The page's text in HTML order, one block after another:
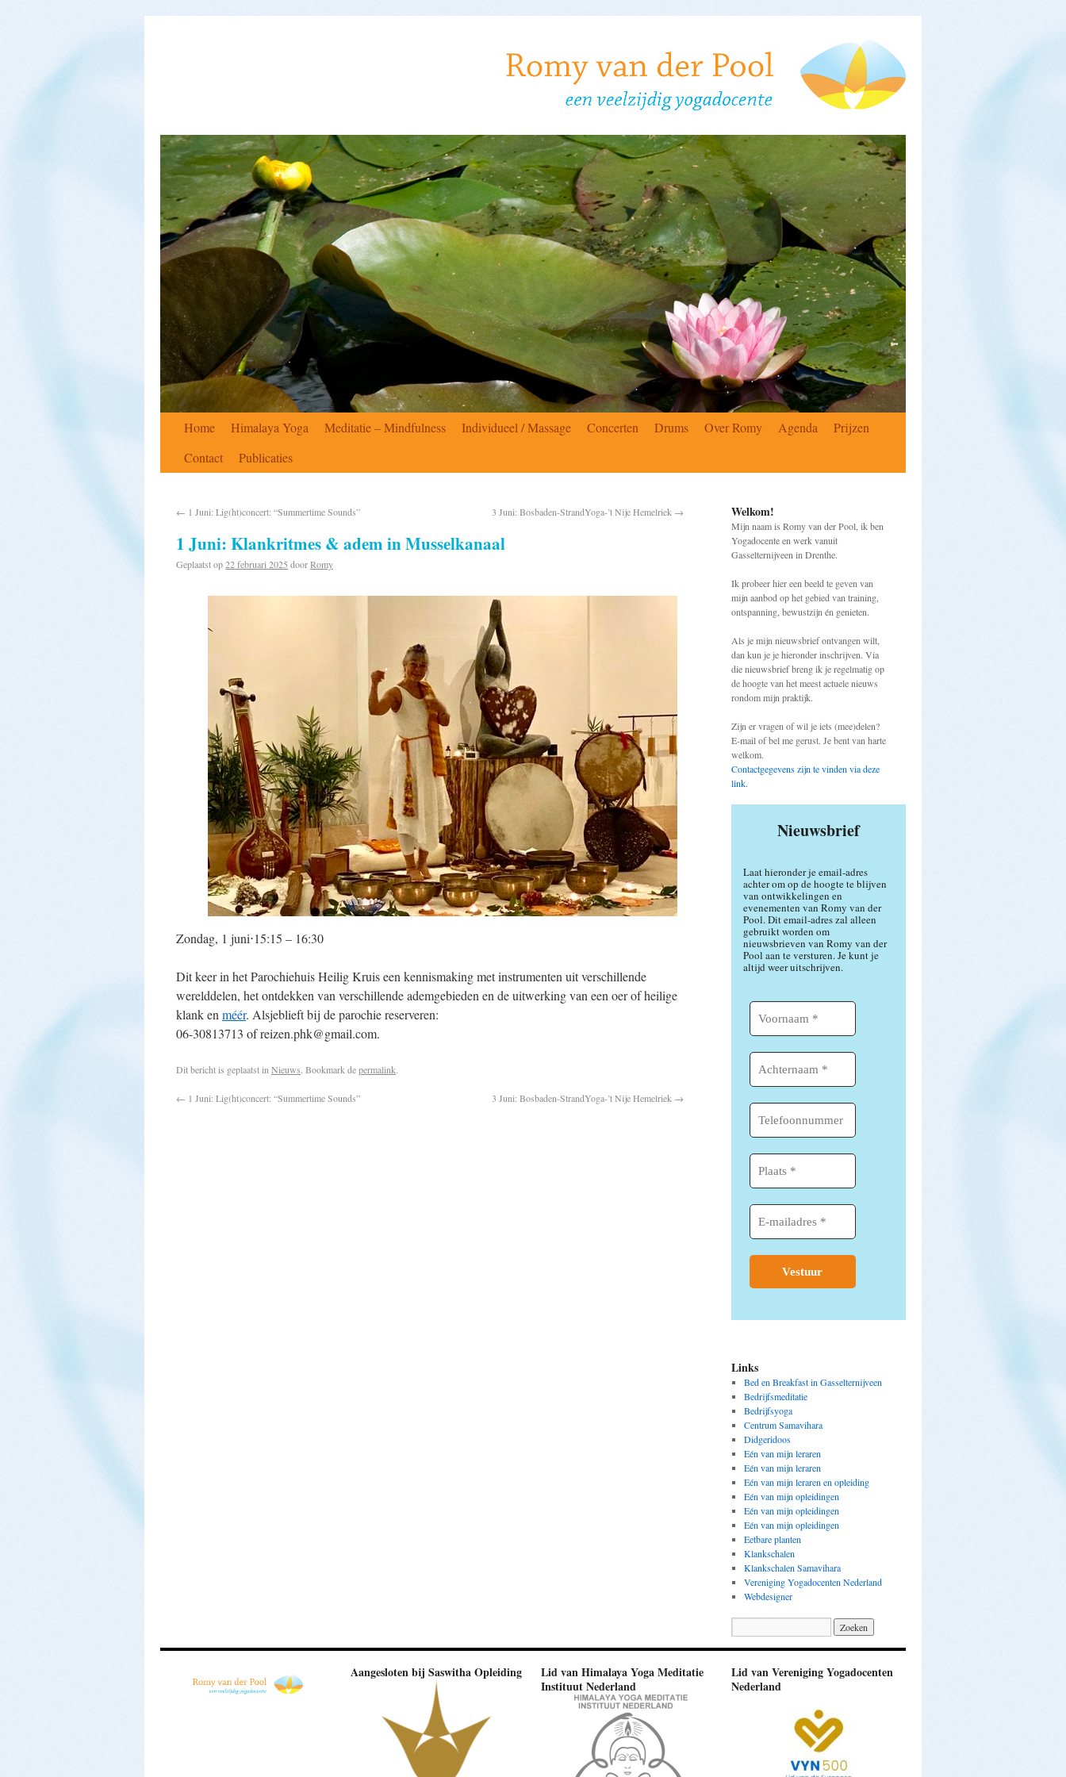
Home Himalaya Yoga Meditatie – Mindfulness Individueel / Massage Concerten Drums Over Romy Agenda
Prijzen
Contact
Publicaties
← 1 Juni: Lig(ht)concert: “Summertime Sounds” 3 Juni: Bosbaden-StrandYoga-’t Nije Hemelriek →
1 Juni: Klankritmes & adem in Musselkanaal
Geplaatst op22 februari 2025 doorRomy
Zondag, 1 juni⋅15:15 – 16:30
Dit keer in het Parochiehuis Heilig Kruis een kennismaking met instrumenten uit verschillende
werelddelen, het ontdekken van verschillende ademgebieden en de uitwerking van een oer of heilige
klank en méér. Alsjeblieft bij de parochie reserveren:
06-30813713 of reizen.phk@gmail.com.
Dit bericht is geplaatst in Nieuws. Bookmark depermalink.
← 1 Juni: Lig(ht)concert: “Summertime Sounds” 3 Juni: Bosbaden-StrandYoga-’t Nije Hemelriek →
Welkom!
Mijn naam is Romy van der Pool, ik ben
Yogadocente en werk vanuit
Gasselternijveen in Drenthe.
Ik probeer hier een beeld te geven van
mijn aanbod op het gebied van training,
ontspanning, bewustzijn én genieten.
Als je mijn nieuwsbrief ontvangen wilt,
dan kun je je hieronder inschrijven. Via
die nieuwsbrief breng ik je regelmatig op
de hoogte van het meest actuele nieuws
rondom mijn praktijk.
Zijn er vragen of wil je iets (mee)delen?
E-mail of bel me gerust. Je bent van harte
welkom.
Contactgegevens zijn te vinden via deze
link.
Nieuwsbrief
Laat hieronder je email-adres
achter om op de hoogte te blijven
van ontwikkelingen en
evenementen van Romy van der
Pool. Dit email-adres zal alleen
gebruikt worden om
nieuwsbrieven van Romy van der
Pool aan te versturen. Je kunt je
altijd weer uitschrijven.
Links
Bed en Breakfast in Gasselternijveen
Bedrijfsmeditatie
Bedrijfsyoga
Centrum Samavihara
Didgeridoos
Eén van mijn leraren
Eén van mijn leraren
Eén van mijn leraren en opleiding
Eén van mijn opleidingen
Eén van mijn opleidingen
Eén van mijn opleidingen
Eetbare planten
Klankschalen
Klankschalen Samavihara
Vereniging Yogadocenten Nederland
Webdesigner
Aangesloten bij Saswitha Opleiding
Lid van Himalaya Yoga Meditatie
Instituut Nederland
Lid van Vereniging Yogadocenten
Nederland